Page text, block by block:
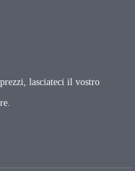
lasciateci il vostro